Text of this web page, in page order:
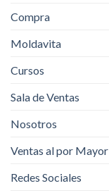
Compra
Moldavita
Cursos
Sala de Ventas
Nosotros
Ventas al por Mayor
Redes Sociales